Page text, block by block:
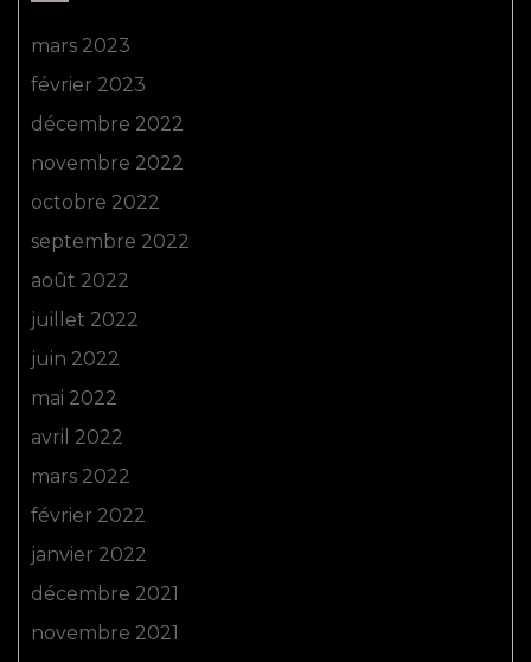
mars 2023
février 2023
décembre 2022
novembre 2022
octobre 2022
septembre 2022
août 2022
juillet 2022
juin 2022
mai 2022
avril 2022
mars 2022
février 2022
janvier 2022
décembre 2021
novembre 2021